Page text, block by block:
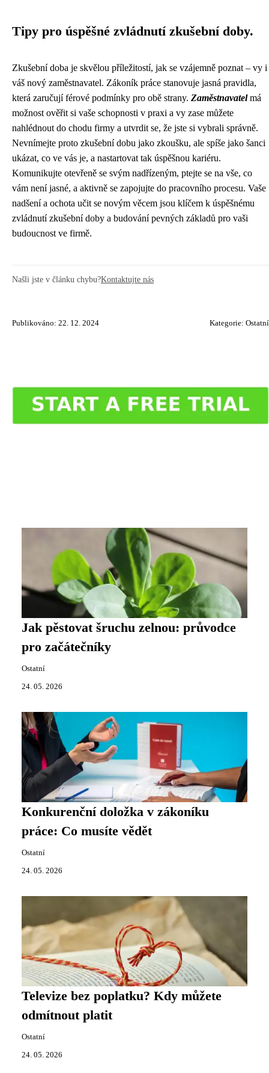
Tipy pro úspěšné zvládnutí zkušební doby.
Zkušební doba je skvělou příležitostí, jak se vzájemně poznat – vy i
váš nový zaměstnavatel. Zákoník práce stanovuje jasná pravidla,
která zaručují férové podmínky pro obě strany. Zaměstnavatelmá
možnost ověřit si vaše schopnosti v praxi a vy zase můžete
nahlédnout do chodu firmy a utvrdit se, že jste si vybrali správně.
Nevnímejte proto zkušební dobu jako zkoušku, ale spíše jako šanci
ukázat, co ve vás je, a nastartovat tak úspěšnou kariéru.
Komunikujte otevřeně se svým nadřízeným, ptejte se na vše, co
vám není jasné, a aktivně se zapojujte do pracovního procesu. Vaše
nadšení a ochota učit se novým věcem jsou klíčem k úspěšnému
zvládnutí zkušební doby a budování pevných základů pro vaši
budoucnost ve firmě.
Našli jste v článku chybu?Kontaktujte nás
Publikováno: 22. 12. 2024 Kategorie: Ostatní
Jak pěstovat šruchu zelnou: průvodce
pro začátečníky
Ostatní
24. 05. 2026
Konkurenční doložka v zákoníku
práce: Co musíte vědět
Ostatní
24. 05. 2026
Televize bez poplatku? Kdy můžete
odmítnout platit
Ostatní
24. 05. 2026